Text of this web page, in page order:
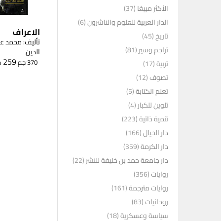
الأكثر مبيعًا(37)
الدار العربية للعلوم والناشرون(6)
تاريخ(45)
تراجم وسير(81)
تربية(17)
تصوف(12)
تعلم الكتابة(5)
تلوين للكبار(4)
تنمية ذاتية(223)
دار الخيال(166)
دار الكرمة(359)
دار جامعة حمد بن خليفة للنشر(22)
روايات(356)
روايات مترجمة(161)
روحانيات(83)
سياسة وعسكرية(18)
الاعراف
تأليف: محمد
الدين
370جم259